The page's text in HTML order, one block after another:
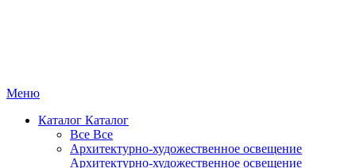
Меню
Каталог Каталог
Все Все
Архитектурно-художественное освещение
Архитектурно-художественное освещение